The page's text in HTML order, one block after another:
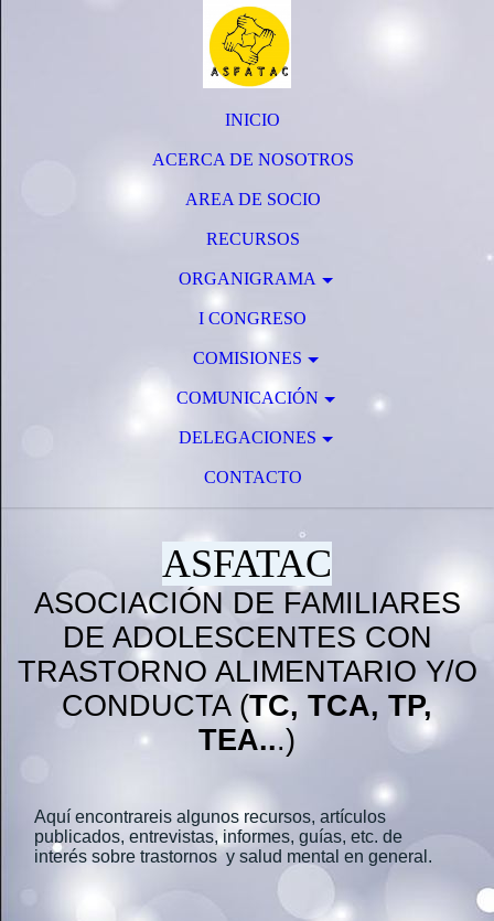
INICIO
ACERCA DE NOSOTROS
AREA DE SOCIO
RECURSOS
ORGANIGRAMA
I CONGRESO
COMISIONES
COMUNICACIÓN
DELEGACIONES
CONTACTO
ASFATAC
ASOCIACIÓN DE FAMILIARES
DE ADOLESCENTES CON
TRASTORNO ALIMENTARIO Y/O
CONDUCTA (TC, TCA, TP,
TEA...)
Aquí encontrareis algunos recursos, artículos
publicados, entrevistas, informes, guías, etc. de
interés sobre trastornos y salud mental en general.